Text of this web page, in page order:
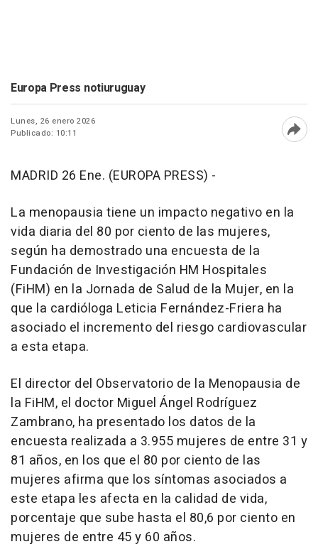
Europa Press notiuruguay
Lunes, 26 enero 2026
Publicado: 10:11
MADRID 26 Ene. (EUROPA PRESS) -
La menopausia tiene un impacto negativo en la
vida diaria del 80 por ciento de las mujeres,
según ha demostrado una encuesta de la
Fundación de Investigación HM Hospitales
(FiHM) en la Jornada de Salud de la Mujer, en la
que la cardióloga Leticia Fernández-Friera ha
asociado el incremento del riesgo cardiovascular
a esta etapa.
El director del Observatorio de la Menopausia de
la FiHM, el doctor Miguel Ángel Rodríguez
Zambrano, ha presentado los datos de la
encuesta realizada a 3.955 mujeres de entre 31 y
81 años, en los que el 80 por ciento de las
mujeres afirma que los síntomas asociados a
este etapa les afecta en la calidad de vida,
porcentaje que sube hasta el 80,6 por ciento en
mujeres de entre 45 y 60 años.